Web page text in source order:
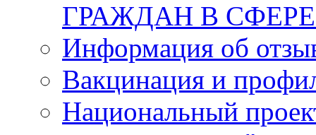
ГРАЖДАН В
Информация об
Вакцинация и
Национальный